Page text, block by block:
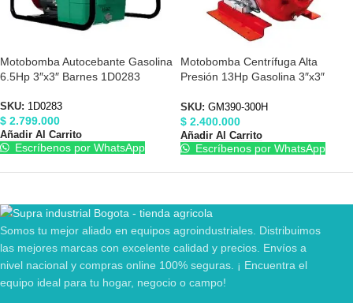
Motobomba Autocebante Gasolina
6.5Hp 3″x3″ Barnes 1D0283
SKU: 1D0283
$ 2.799.000
Añadir Al Carrito
Escríbenos por WhatsApp
Motobomba Centrífuga Alta
Presión 13Hp Gasolina 3″x3″
SKU: GM390-300H
$ 2.400.000
Añadir Al Carrito
Escríbenos por WhatsApp
Somos tu mejor aliado en equipos agroindustriales. Distribuimos
las mejores marcas con excelente calidad y precios. Envíos a
nivel nacional y compras online 100% seguras. ¡ Encuentra el
equipo ideal para tu hogar, negocio o campo!